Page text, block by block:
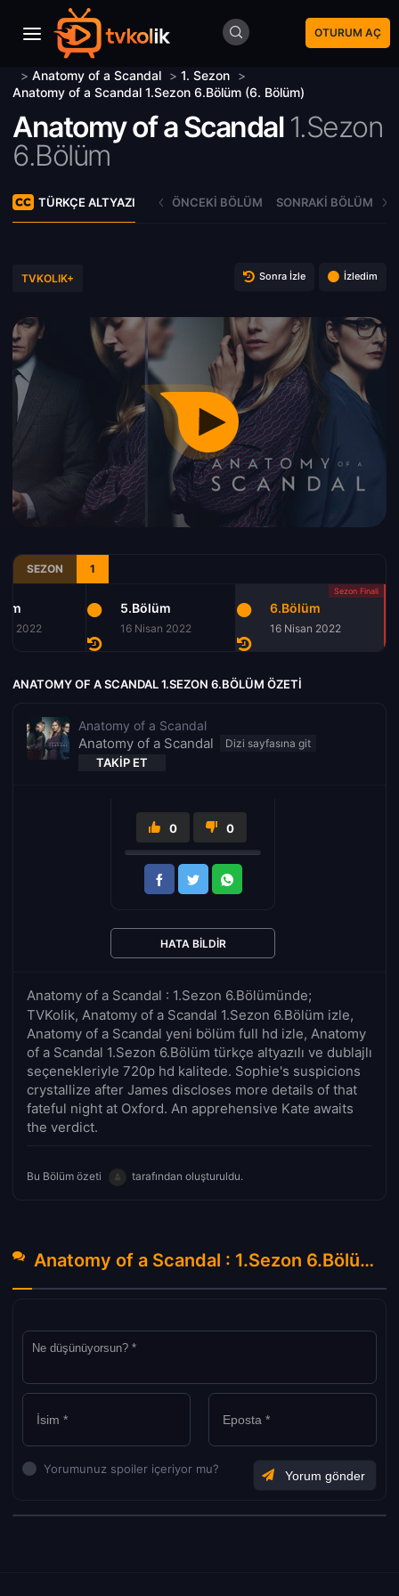
OTURUM AÇ
> Anatomy of a Scandal > 1. Sezon >
Anatomy of a Scandal 1.Sezon 6.Bölüm (6. Bölüm)
Anatomy of a Scandal 1.Sezon
6.Bölüm
TÜRKÇE ALTYAZI ÖNCEKI BÖLÜM SONRAKI BÖLÜM
TVKOLIK+ Sonra İzle İzledim
SEZON 1
2022
5.Bölüm
16 Nisan 2022
6.Bölüm
16 Nisan 2022
ANATOMY OF A SCANDAL 1.SEZON 6.BÖLÜM ÖZETI
Anatomy of a Scandal
Anatomy of a Scandal
TAKIP ET
Anatomy of a Scandal : 1.Sezon 6.Bölümünde;
TVKolik, Anatomy of a Scandal 1.Sezon 6.Bölüm izle,
Anatomy of a Scandal yeni bölüm full hd izle, Anatomy
of a Scandal 1.Sezon 6.Bölüm türkçe altyazılı ve dublajlı
seçenekleriyle 720p hd kalitede. Sophie's suspicions
crystallize after James discloses more details of that
fateful night at Oxford. An apprehensive Kate awaits
the verdict.
Bu Bölüm özeti tarafından oluşturuldu.
0 0
HATA BILDIR
Anatomy of a Scandal : 1.Sezon 6.Bölüm Hakkında Yorumlar
Yorumunuz spoiler içeriyor mu?